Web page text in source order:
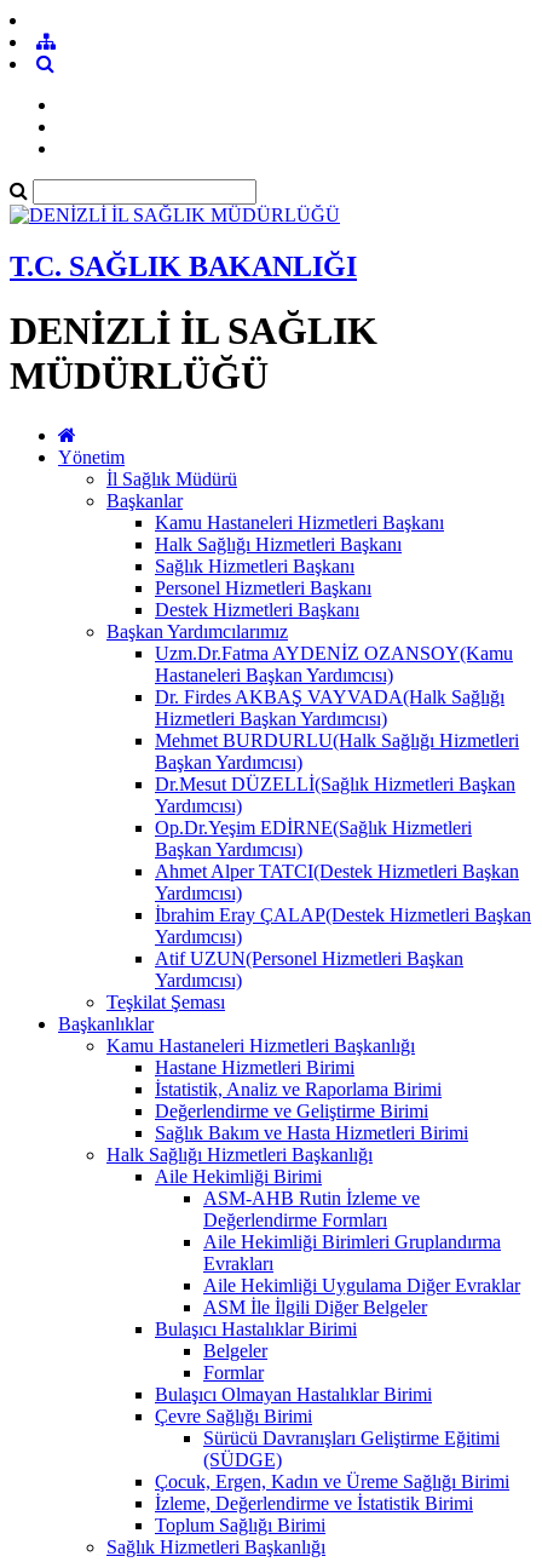
T.C. SAĞLIK BAKANLIĞI
DENİZLİ İL SAĞLIK
MÜDÜRLÜĞÜ
Yönetim
İl Sağlık Müdürü
Başkanlar
Kamu Hastaneleri Hizmetleri Başkanı
Halk Sağlığı Hizmetleri Başkanı
Sağlık Hizmetleri Başkanı
Personel Hizmetleri Başkanı
Destek Hizmetleri Başkanı
Başkan Yardımcılarımız
Uzm.Dr.Fatma AYDENİZ OZANSOY(Kamu
Hastaneleri Başkan Yardımcısı)
Dr. Firdes AKBAŞ VAYVADA(Halk Sağlığı
Hizmetleri Başkan Yardımcısı)
Mehmet BURDURLU(Halk Sağlığı Hizmetleri
Başkan Yardımcısı)
Dr.Mesut DÜZELLİ(Sağlık Hizmetleri Başkan
Yardımcısı)
Op.Dr.Yeşim EDİRNE(Sağlık Hizmetleri
Başkan Yardımcısı)
Ahmet Alper TATCI(Destek Hizmetleri Başkan
Yardımcısı)
İbrahim Eray ÇALAP(Destek Hizmetleri Başkan
Yardımcısı)
Atif UZUN(Personel Hizmetleri Başkan
Yardımcısı)
Teşkilat Şeması
Başkanlıklar
Kamu Hastaneleri Hizmetleri Başkanlığı
Hastane Hizmetleri Birimi
İstatistik, Analiz ve Raporlama Birimi
Değerlendirme ve Geliştirme Birimi
Sağlık Bakım ve Hasta Hizmetleri Birimi
Halk Sağlığı Hizmetleri Başkanlığı
Aile Hekimliği Birimi
ASM-AHB Rutin İzleme ve
Değerlendirme Formları
Aile Hekimliği Birimleri Gruplandırma
Evrakları
Aile Hekimliği Uygulama Diğer Evraklar
ASM İle İlgili Diğer Belgeler
Bulaşıcı Hastalıklar Birimi
Belgeler
Formlar
Bulaşıcı Olmayan Hastalıklar Birimi
Çevre Sağlığı Birimi
Sürücü Davranışları Geliştirme Eğitimi
(SÜDGE)
Çocuk, Ergen, Kadın ve Üreme Sağlığı Birimi
İzleme, Değerlendirme ve İstatistik Birimi
Toplum Sağlığı Birimi
Sağlık Hizmetleri Başkanlığı